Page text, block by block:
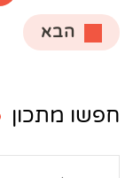
הבא
חפשו מתכון